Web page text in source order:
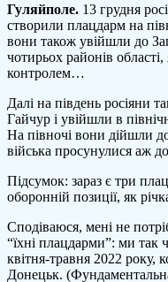
Гуляйполе. 13 грудня
створили плацдарм на
вони також увійшли до
чотирьох районів
контролем…
Далі на південь росіяни
Гайчур і увійшли в
На півночі вони дійшли до
війська просунулися аж
Підсумок: зараз є три
оборонній позиції, як
Сподіваюся, мені не
“їхні плацдарми”: ми так
квітня-травня 2022 року,
Донецьк.